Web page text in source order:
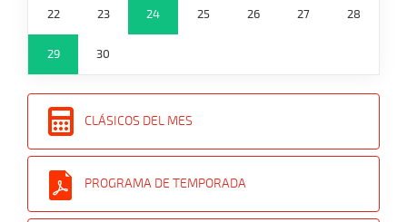
22 23 24 25 26 27 28
29 30
CLÁSICOS DEL MES
PROGRAMA DE TEMPORADA